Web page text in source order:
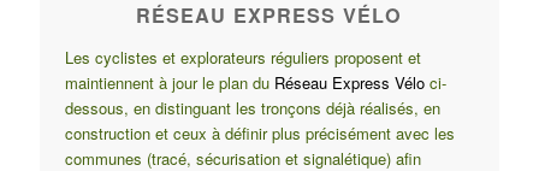
RÉSEAU EXPRESS VÉLO
Les cyclistes et explorateurs réguliers proposent et
maintiennent à jour le plan du Réseau Express Véloci-
dessous, en distinguant les tronçons déjà réalisés, en
construction et ceux à définir plus précisément avec les
communes (tracé, sécurisation et signalétique) afin